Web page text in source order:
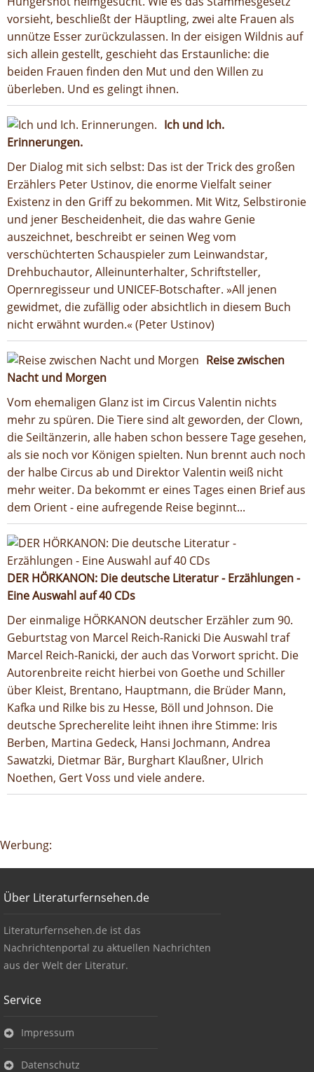
vorsieht, beschließt der Häuptling, zwei alte Frauen als
unnütze Esser zurückzulassen. In der eisigen Wildnis auf
sich allein gestellt, geschieht das Erstaunliche: die
beiden Frauen finden den Mut und den Willen zu
überleben. Und es gelingt ihnen.
Ich und Ich.
Erinnerungen.
Der Dialog mit sich selbst: Das ist der Trick des großen
Erzählers Peter Ustinov, die enorme Vielfalt seiner
Existenz in den Griff zu bekommen. Mit Witz, Selbstironie
und jener Bescheidenheit, die das wahre Genie
auszeichnet, beschreibt er seinen Weg vom
verschüchterten Schauspieler zum Leinwandstar,
Drehbuchautor, Alleinunterhalter, Schriftsteller,
Opernregisseur und UNICEF-Botschafter. »All jenen
gewidmet, die zufällig oder absichtlich in diesem Buch
nicht erwähnt wurden.« (Peter Ustinov)
Reise zwischen
Nacht und Morgen
Vom ehemaligen Glanz ist im Circus Valentin nichts
mehr zu spüren. Die Tiere sind alt geworden, der Clown,
die Seiltänzerin, alle haben schon bessere Tage gesehen,
als sie noch vor Königen spielten. Nun brennt auch noch
der halbe Circus ab und Direktor Valentin weiß nicht
mehr weiter. Da bekommt er eines Tages einen Brief aus
dem Orient - eine aufregende Reise beginnt...
DER HÖRKANON: Die deutsche Literatur - Erzählungen -
Eine Auswahl auf 40 CDs
Der einmalige HÖRKANON deutscher Erzähler zum 90.
Geburtstag von Marcel Reich-Ranicki Die Auswahl traf
Marcel Reich-Ranicki, der auch das Vorwort spricht. Die
Autorenbreite reicht hierbei von Goethe und Schiller
über Kleist, Brentano, Hauptmann, die Brüder Mann,
Kafka und Rilke bis zu Hesse, Böll und Johnson. Die
deutsche Sprecherelite leiht ihnen ihre Stimme: Iris
Berben, Martina Gedeck, Hansi Jochmann, Andrea
Sawatzki, Dietmar Bär, Burghart Klaußner, Ulrich
Noethen, Gert Voss und viele andere.
Google-Werbeanzeige
Werbung:
Über Literaturfernsehen.de
Über Literaturfernsehen.de
Literaturfernsehen.de ist das
Nachrichtenportal zu aktuellen Nachrichten
aus der Welt der Literatur.
Service
Impressum
Datenschutz